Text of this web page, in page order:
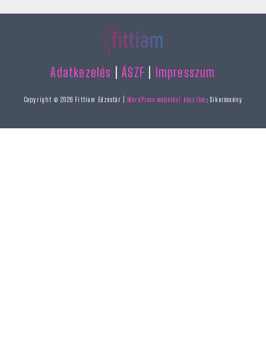
Adatkezelés ÁSZF Impresszum
Copyright © 2026 Fittiam Edzéstár | WordPress weboldal készítés : Sikerösvény